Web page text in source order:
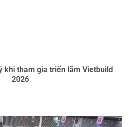
khi tham gia triển lãm Vietbuild
2026